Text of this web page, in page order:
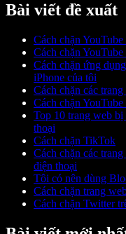
Bài viết đề xuất
Cách chặn
Cách chặn
Cách chặn ứng
iPhone của tôi
Cách chặn các
Cách chặn
Top 10 trang web bị
thoại
Cách chặn TikTok
Cách chặn các
điện thoại
Tôi có nên dùng
Cách chặn trang
Cách chặn Twitter